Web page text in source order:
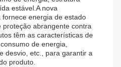
estável.A nova
energia de estado
proteção abrangente contra
têm as características de
de energia,
desvio, etc., para garantir a
produto.